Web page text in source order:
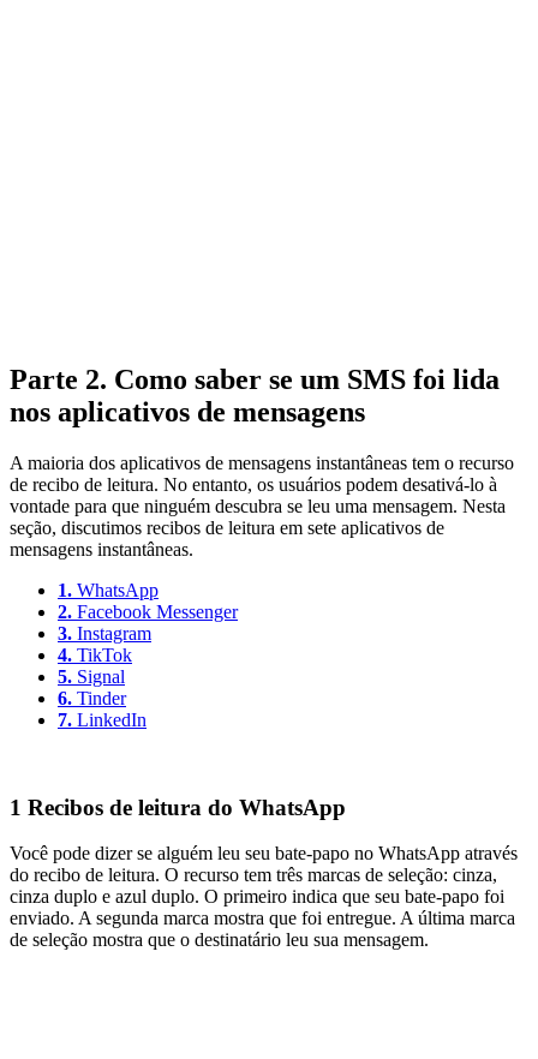
Parte 2. Como saber se um SMS foi lida
nos aplicativos de mensagens
A maioria dos aplicativos de mensagens instantâneas tem o recurso
de recibo de leitura. No entanto, os usuários podem desativá-lo à
vontade para que ninguém descubra se leu uma mensagem. Nesta
seção, discutimos recibos de leitura em sete aplicativos de
mensagens instantâneas.
1. WhatsApp
2. Facebook Messenger
3. Instagram
4. TikTok
5. Signal
6. Tinder
7. LinkedIn
1 Recibos de leitura do WhatsApp
Você pode dizer se alguém leu seu bate-papo no WhatsApp através
do recibo de leitura. O recurso tem três marcas de seleção: cinza,
cinza duplo e azul duplo. O primeiro indica que seu bate-papo foi
enviado. A segunda marca mostra que foi entregue. A última marca
de seleção mostra que o destinatário leu sua mensagem.